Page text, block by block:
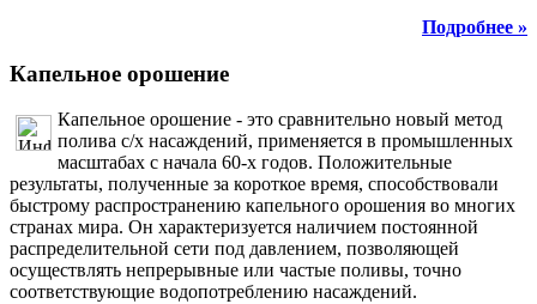
Подробнее »
Капельное орошение
Капельное орошение - это сравнительно новый метод
полива с/х насаждений, применяется в промышленных
масштабах с начала 60-х годов. Положительные
результаты, полученные за короткое время, способствовали
быстрому распространению капельного орошения во многих
странах мира. Он характеризуется наличием постоянной
распределительной сети под давлением, позволяющей
осуществлять непрерывные или частые поливы, точно
соответствующие водопотреблению насаждений.